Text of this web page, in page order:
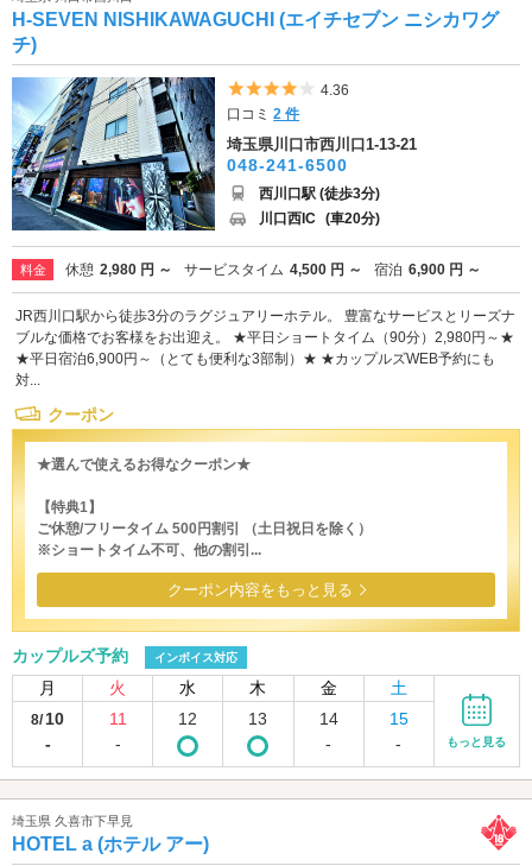
H-SEVEN NISHIKAWAGUCHI (エイチセブン ニシカワグ
チ)
5つ星のうち4
4.36
口コミ2 件
埼玉県川口市西川口1-13-21
048-241-6500
西川口駅 (徒歩3分)
川口西IC (車20分)
料金 休憩 2,980 円 ～ サービスタイム 4,500 円 ～ 宿泊 6,900 円 ～
JR西川口駅から徒歩3分のラグジュアリーホテル。 豊富なサービスとリーズナ
ブルな価格でお客様をお出迎え。 ★平日ショートタイム（90分）2,980円～★
★平日宿泊6,900円～（とても便利な3部制）★ ★カップルズWEB予約にも
対...
クーポン
★選んで使えるお得なクーポン★
【特典1】
ご休憩/フリータイム 500円割引 （土日祝日を除く）
※ショートタイム不可、他の割引...
クーポン内容をもっと見る
カップルズ予約 インボイス対応
月 火 水 木 金 土
8/ 10
-
11
-
12 13
14
-
15
-
もっと見る
埼玉県 久喜市下早見
HOTEL a (ホテル アー)